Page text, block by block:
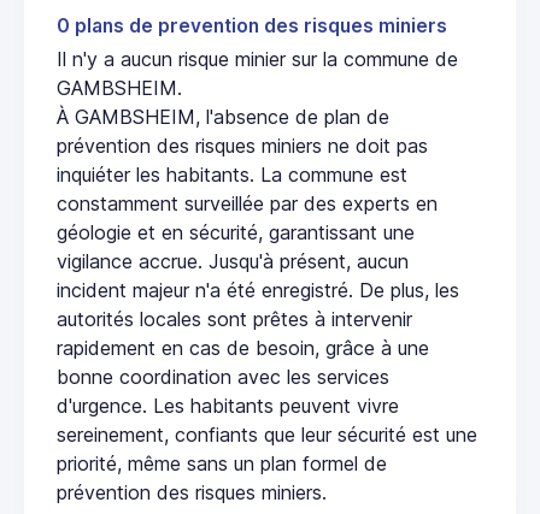
0 plans de prevention des risques miniers
Il n'y a aucun risque minier sur la commune de
GAMBSHEIM.
À GAMBSHEIM, l'absence de plan de
prévention des risques miniers ne doit pas
inquiéter les habitants. La commune est
constamment surveillée par des experts en
géologie et en sécurité, garantissant une
vigilance accrue. Jusqu'à présent, aucun
incident majeur n'a été enregistré. De plus, les
autorités locales sont prêtes à intervenir
rapidement en cas de besoin, grâce à une
bonne coordination avec les services
d'urgence. Les habitants peuvent vivre
sereinement, confiants que leur sécurité est une
priorité, même sans un plan formel de
prévention des risques miniers.